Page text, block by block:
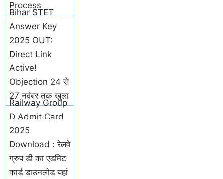
Process
Bihar STET
Answer Key
2025 OUT:
Direct Link
Active!
Objection 24 से
27 नवंबर तक खुला
Railway Group
D Admit Card
2025
Download : रेलवे
ग्रुप डी का एडमिट
कार्ड डाउनलोड यहां